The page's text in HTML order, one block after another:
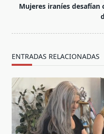
text">Página</span>
Mujeres iraníes desafían
ENTRADAS RELACIONADAS